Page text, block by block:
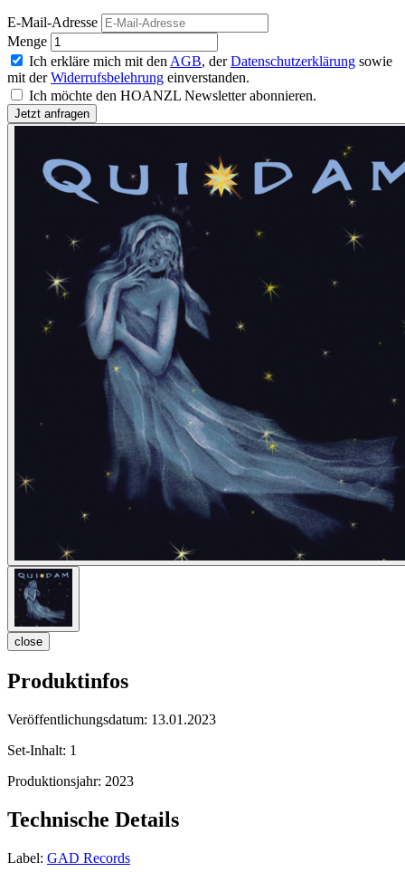
E-Mail-Adresse
Menge
Ich erkläre mich mit den AGB, derDatenschutzerklärung sowie
mit derWiderrufsbelehrung einverstanden.
Ich möchte den HOANZL Newsletter abonnieren.
close
Produktinfos
Veröffentlichungsdatum: 13.01.2023
Set-Inhalt: 1
Produktionsjahr: 2023
Technische Details
Label: GAD Records